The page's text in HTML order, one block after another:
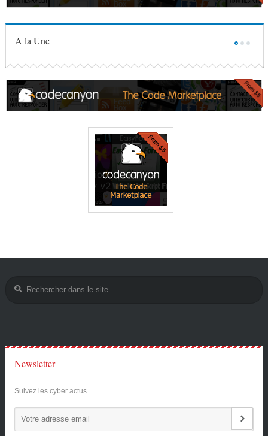
A la Une
Newsletter
Suivez les cyber actus